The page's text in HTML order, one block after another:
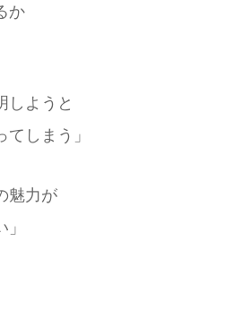
か
しようと
しまう」
魅力が